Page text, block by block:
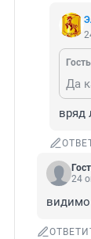
Гость
вряд
24